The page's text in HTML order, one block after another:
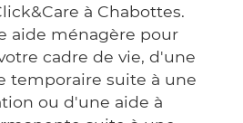
à Chabottes.
aide ménagère pour
cadre de vie, d'une
temporaire suite à une
ou d'une aide à